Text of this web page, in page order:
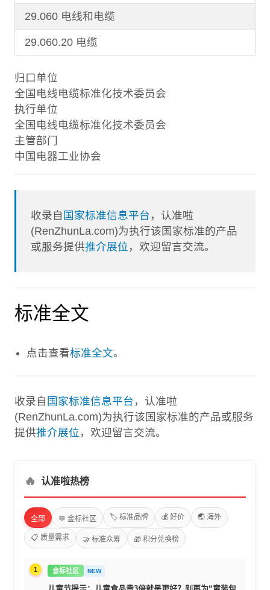
29.060 电线和电缆
29.060.20 电缆
归口单位
全国电线电缆标准化技术委员会
执行单位
全国电线电缆标准化技术委员会
主管部门
中国电器工业协会
收录自 国家标准信息平台 ，认准啦
(RenZhunLa.com)为执行该国家标准的产品
或服务提供推介展位 ，欢迎留言交流。
标准全文
点击查看标准全文。
收录自 国家标准信息平台 ，认准啦
(RenZhunLa.com)为执行该国家标准的产品或服务
提供推介展位 ，欢迎留言交流。
🔥 认准啦热榜
全部 💬 金标社区 🏷️ 标准品牌 💰 好价 🌏 海外
📋 质量需求 🤝 标准众筹 🎁 积分兑换榜
1 金标社区 NEW